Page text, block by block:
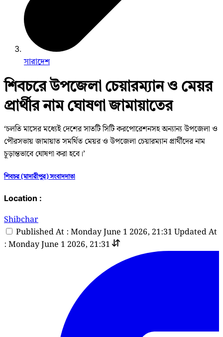
সারাদেশ
শিবচরে উপজেলা চেয়ারম্যান ও মেয়র
প্রার্থীর নাম ঘোষণা জামায়াতের
‘চলতি মাসের মধ্যেই দেশের সাতটি সিটি করপোরেশনসহ অন্যান্য উপজেলা ও
পৌরসভায় জামায়াত সমর্থিত মেয়র ও উপজেলা চেয়ারম্যান প্রার্থীদের নাম
চূড়ান্তভাবে ঘোষণা করা হবে।’
শিবচর (মাদারীপুর) সংবাদদাতা
Location :
Shibchar
Published At : Monday June 1 2026, 21:31 Updated At
: Monday June 1 2026, 21:31